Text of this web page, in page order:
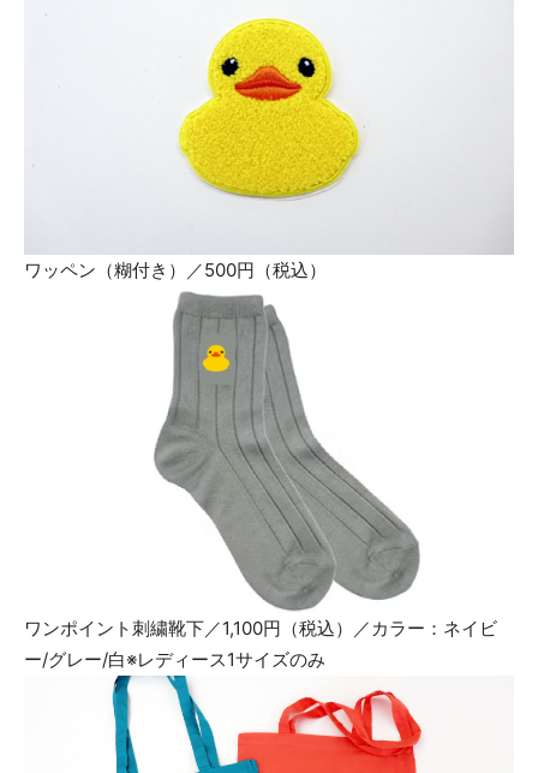
ワッペン（糊付き）／500円（税込）
ワンポイント刺繍靴下／1,100円（税込）／カラー：ネイビ
ー/グレー/白※レディース1サイズのみ